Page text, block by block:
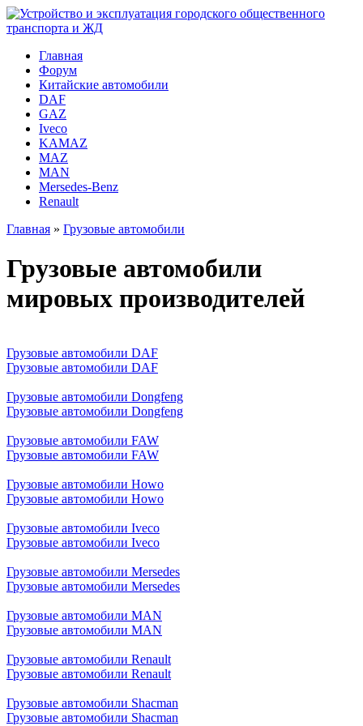
Главная
Форум
Китайские автомобили
DAF
GAZ
Iveco
KAMAZ
MAZ
MAN
Mersedes-Benz
Renault
Главная » Грузовые автомобили
Грузовые автомобили
мировых производителей
Грузовые автомобили DAF
Грузовые автомобили DAF
Грузовые автомобили Dongfeng
Грузовые автомобили Dongfeng
Грузовые автомобили FAW
Грузовые автомобили FAW
Грузовые автомобили Howo
Грузовые автомобили Howo
Грузовые автомобили Iveco
Грузовые автомобили Iveco
Грузовые автомобили Mersedes
Грузовые автомобили Mersedes
Грузовые автомобили MAN
Грузовые автомобили MAN
Грузовые автомобили Renault
Грузовые автомобили Renault
Грузовые автомобили Shacman
Грузовые автомобили Shacman